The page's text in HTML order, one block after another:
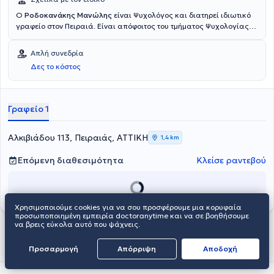
Ο Ροδοκανάκης Μανώλης είναι Ψυχολόγος και διατηρεί ιδιωτικό
γραφείο στον Πειραιά. Είναι απόφοιτος του τμήματος Ψυχολογίας
στην Συμβουλευτική από το Πανεπιστήμιο του Εδιμβούργου.
Εξειδικεύεται στην αντιμετώπιση περιστατικών έντονου άγχους και
δίνει λύσεις σε προβλήματα διαπροσωπικών σχέσεων, αλλά και
περιστατικών συναισθηματικών δυσκολιών. Τέλος, ο κ.
και συμμετέχει ενεργά σε πανελλήνια συνέδρια και σεμινάρια
συμβουλευτικής ψυχολογίας.
Απλή συνεδρία
Δες το κόστος
Γραφείο 1
Αλκιβιάδου 113, Πειραιάς, ΑΤΤΙΚΗ 1,4 km
Επόμενη διαθεσιμότητα Κλείσε ραντεβού
1 2
Χρησιμοποιούμε cookies για να σου προσφέρουμε μια κορυφαία
προσωποποιημένη εμπειρία doctoranytime και να σε βοηθήσουμε
να βρεις εύκολα αυτό που ψάχνεις.
Προσαρμογή Απόρριψη Aποδοχή